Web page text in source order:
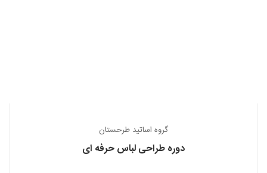
گروه اساتید طرحستان
دوره طراحی لباس حرفه ای